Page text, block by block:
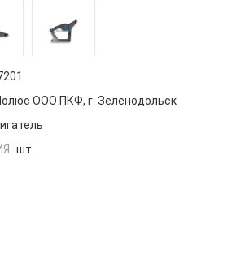
ООО ПКФ, г. Зеленодольск
шт